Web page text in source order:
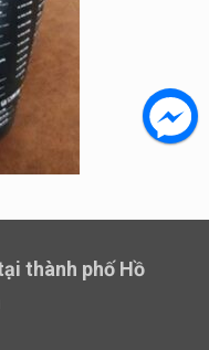
thành phố Hồ